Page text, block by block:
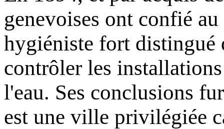
genevoises ont confié
hygiéniste fort distingué
contrôler les
l'eau. Ses conclusions
est une ville privilégiée